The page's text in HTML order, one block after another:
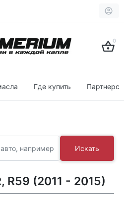
0
Где купить
Искать
R59 (2011 - 2015)